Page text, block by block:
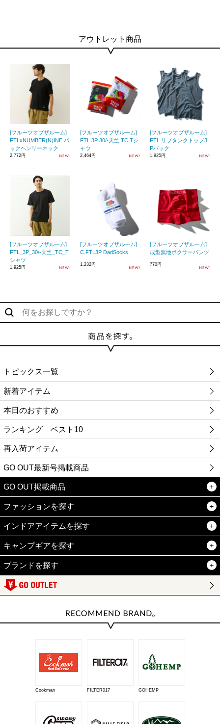
アウトレット商品
[フルーツオブザルーム]
FTLxNUMBER(N)INE パ
ックヘンリーネック
2,772円
[フルーツオブザルーム]
FTL 3P 30/-天竺 TC Tシ
ャツ
2,464円
[フルーツオブザルーム]
FTL リブタンクトップ3
Pパック
1,925円
[フルーツオブザルーム]
FTL_3P_30/-天竺_TC_T
シャツ
1,925円
[フルーツオブザルーム]
C.FTL3P DadSocks
1,232円
[フルーツオブザルーム]
成型無地ボクサーパンツ
770円
トピックス一覧
新着アイテム
本日のおすすめ
ランキング ベスト10
再入荷アイテム
GO OUT最新号掲載商品
GO OUT掲載商品
ファッションを探す
インドアアイテムを探す
キャンプギアを探す
ブランドを探す
Cookman FILTER017 GOHEMP